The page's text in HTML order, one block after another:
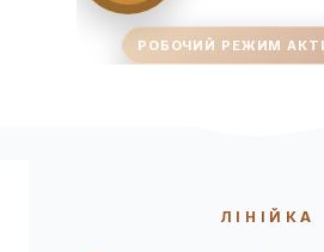
РОБОЧИЙ РЕЖИМ
ЛІНІЙКА